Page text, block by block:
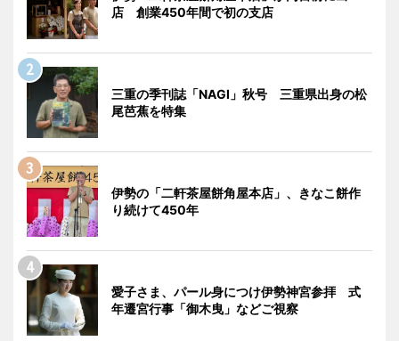
店 創業450年間で初の支店
三重の季刊誌「NAGI」秋号 三重県出身の松
尾芭蕉を特集
伊勢の「二軒茶屋餅角屋本店」、きなこ餅作
り続けて450年
愛子さま、パール身につけ伊勢神宮参拝 式
年遷宮行事「御木曳」などご視察